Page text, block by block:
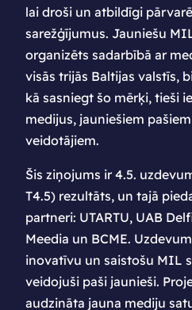
lai droši un atbildīgi
sarežģījumus. Jauniešu
organizēts sadarbībā ar
visās trijās Baltijas valstīs,
kā sasniegt šo mērķi, tieši
medijus, jauniešiem
veidotājiem.
Šis ziņojums ir 4.5.
T4.5) rezultāts, un tajā
partneri: UTARTU, UAB
Meedia un BCME.
inovatīvu un saistošu MIL
veidojuši paši jaunieši.
audzināta jauna mediju